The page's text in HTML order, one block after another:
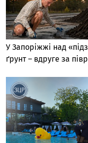
У Запоріжжі над
ґрунт – вдруге за